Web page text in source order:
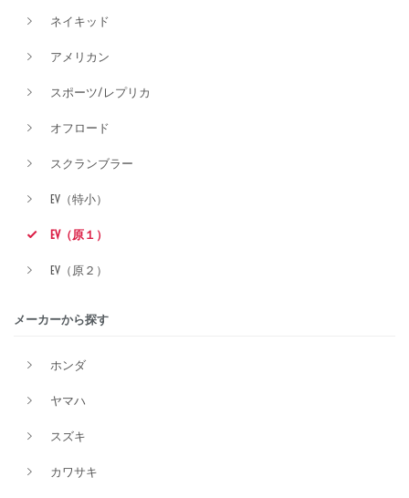
ネイキッド
アメリカン
スポーツ/レプリカ
オフロード
スクランブラー
EV（特小）
EV（原１）
EV（原２）
メーカーから探す
ホンダ
ヤマハ
スズキ
カワサキ